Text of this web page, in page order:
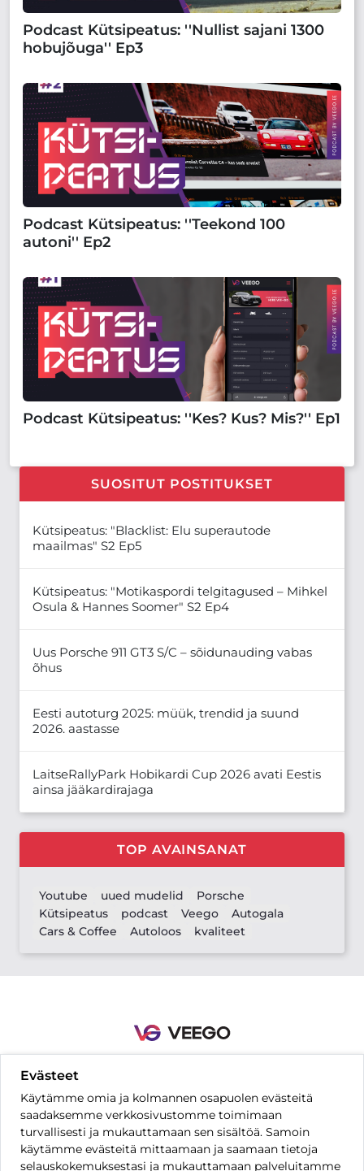
Podcast Kütsipeatus: ''Nullist sajani 1300
hobujõuga'' Ep3
Podcast Kütsipeatus: ''Teekond 100
autoni'' Ep2
Podcast Kütsipeatus: ''Kes? Kus? Mis?'' Ep1
SUOSITUT POSTITUKSET
Kütsipeatus: "Blacklist: Elu superautode
maailmas" S2 Ep5
Kütsipeatus: "Motikaspordi telgitagused – Mihkel
Osula & Hannes Soomer" S2 Ep4
Uus Porsche 911 GT3 S/C – sõidunauding vabas
õhus
Eesti autoturg 2025: müük, trendid ja suund
2026. aastasse
LaitseRallyPark Hobikardi Cup 2026 avati Eestis
ainsa jääkardirajaga
TOP AVAINSANAT
Youtube uued mudelid
Porsche
Kütsipeatus
podcast Veego
Autogala
Cars & Coffee
Autoloos kvaliteet
Evästeet
Käytämme omia ja kolmannen osapuolen evästeitä
saadaksemme verkkosivustomme toimimaan
turvallisesti ja mukauttamaan sen sisältöä. Samoin
käytämme evästeitä mittaamaan ja saamaan tietoja
selauskokemuksestasi ja mukauttamaan palveluitamme
Yhteystiedot
Hinnasto
FI